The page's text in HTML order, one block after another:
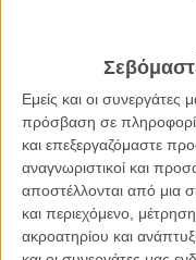
Εμείς και οι
πρόσβαση σε
και επεξεργαζόμαστε
αναγνωριστικοί και
αποστέλλονται από μια
και περιεχόμενο,
ακροατηρίου και
οπτικό υποτάσσει το
κάνει τη διαδρομή από το
ίδιος όσο και οι νέοι
και μία απέναντι, χωρίς
κάνουν. Σύμφωνα με τον
παρακολούθησε τη
του στις βραχώδεις
Πέραμα.
Αυτή είναι η υπόθεση της
Καλογηροπούλου, πουτο